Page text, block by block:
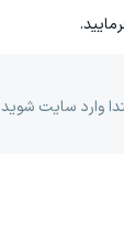
وارد سایت